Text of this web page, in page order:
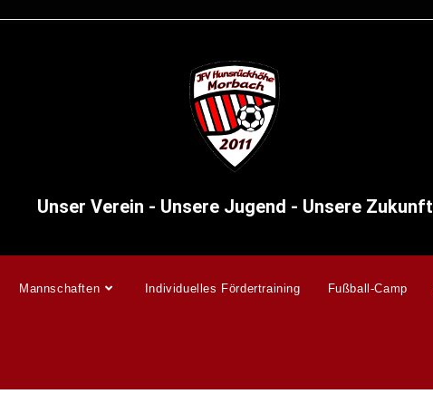
Unser Verein - Unsere Jugend - Unsere Zukunft
Mannschaften Individuelles Fördertraining Fußball-Camp